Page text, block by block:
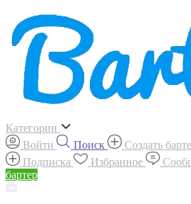
Категории
Войти
Поиск Создать
Подписка
Избранное
бартер